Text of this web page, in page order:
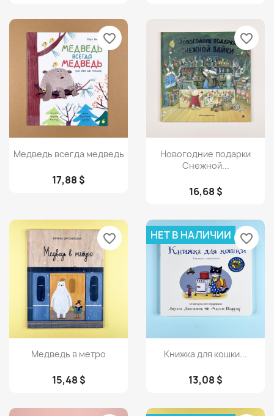
 Просмотр
Медведь всегда медведь
17,88 $
favorite_border
Просмотр
Новогодние подарки
Снежной...
16,68 $
favorite_border
Просмотр
Медведь в метро
15,48 $
favorite_border
Просмотр
Книжка для кошки...
13,08 $
НЕТ В НАЛИЧИИ favorite_border